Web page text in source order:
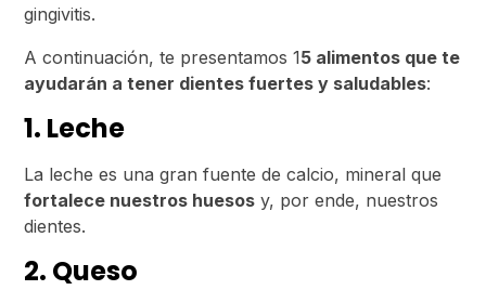
gingivitis.
A continuación, te presentamos 15 alimentos que te
ayudarán a tener dientes fuertes y saludables:
1. Leche
La leche es una gran fuente de calcio, mineral que
fortalece nuestros huesos y, por ende, nuestros
dientes.
2. Queso